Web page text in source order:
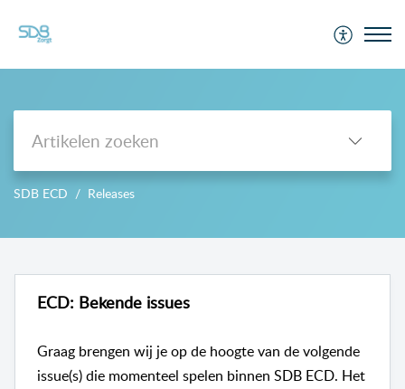
SDB ECD Releases
ECD: Bekende issues
Graag brengen wij je op de hoogte van de volgende
issue(s) die momenteel spelen binnen SDB ECD. Het